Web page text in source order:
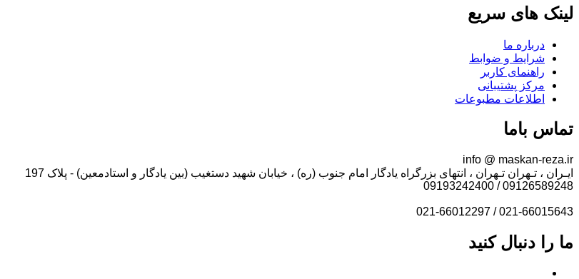
لینک های سریع
درباره ما
شرایط و ضوابط
راهنمای کاربر
مرکز پشتیبانی
اطلاعات مطبوعات
تماس باما
info @ maskan-reza.ir
ایـران ، تـهران تـهران ، انتهای بزرگراه یادگار امام جنوب (ره) ، خیابان شهید دستغیب (بین یادگار و استادمعین) - پلاک 197
09126589248 / 09193242400
021-66015643 / 021-66012297
ما را دنبال کنید